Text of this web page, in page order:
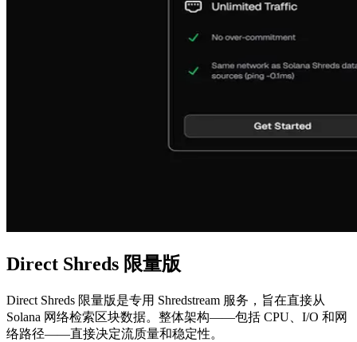
Direct Shreds 限量版
Direct Shreds 限量版是专用 Shredstream 服务，旨在直接从
Solana 网络检索区块数据。整体架构——包括 CPU、I/O 和网
络路径——直接决定流质量和稳定性。